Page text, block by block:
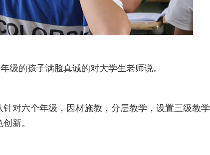
级的孩子满脸真诚的对大学生老师说。
对六个年级，因材施教，分层教学，设置三级教学
新。